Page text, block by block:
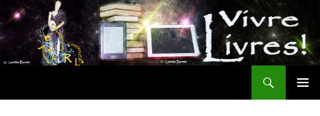
Aller
au
contenu